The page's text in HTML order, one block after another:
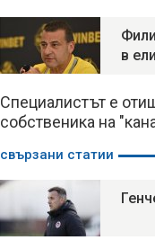
в
Специалистът е
собственика на
свързани статии